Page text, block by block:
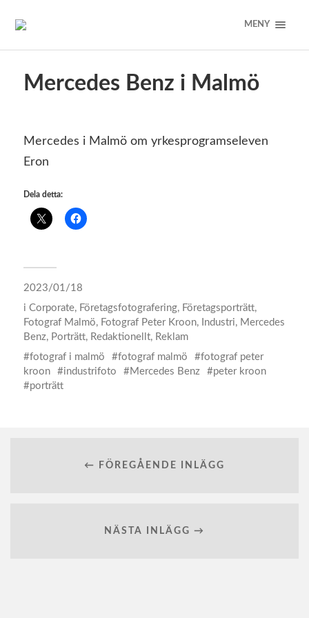
MENY
Mercedes Benz i Malmö
Mercedes i Malmö om yrkesprogramseleven
Eron
Dela detta:
2023/01/18
i Corporate, Företagsfotografering, Företagsporträtt,
Fotograf Malmö, Fotograf Peter Kroon, Industri, Mercedes
Benz, Porträtt, Redaktionellt, Reklam
fotograf i malmö
fotograf malmö
fotograf peter
kroon
industrifoto Mercedes Benz
peter kroon
porträtt
← FÖREGÅENDE INLÄGG
NÄSTA INLÄGG →